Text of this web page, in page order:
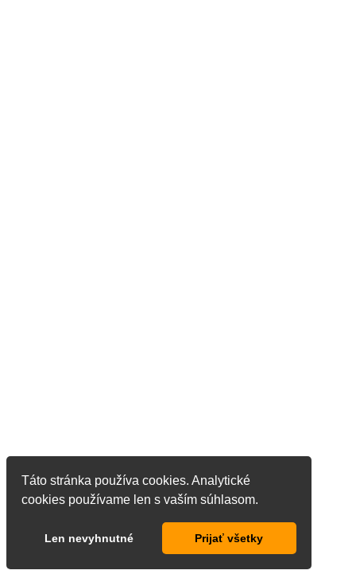
Táto stránka používa cookies. Analytické
cookies používame len s vaším súhlasom.
Len nevyhnutné Prijať všetky